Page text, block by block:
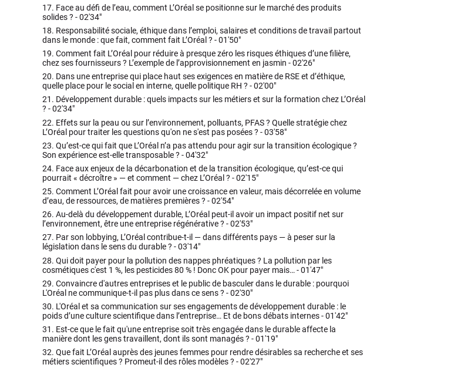
17. Face au défi de l’eau, comment L’Oréal se positionne sur le marché des produits
solides ? -02'34"
18. Responsabilité sociale, éthique dans l’emploi, salaires et conditions de travail partout
dans le monde : que fait, comment fait L’Oréal ? -01'50"
19. Comment fait L’Oréal pour réduire à presque zéro les risques éthiques d’une filière,
chez ses fournisseurs ? L’exemple de l’approvisionnement en jasmin -02'26"
20. Dans une entreprise qui place haut ses exigences en matière de RSE et d’éthique,
quelle place pour le social en interne, quelle politique RH ? -02'00"
21. Développement durable : quels impacts sur les métiers et sur la formation chez L’Oréal
? -02'34"
22. Effets sur la peau ou sur l’environnement, polluants, PFAS ? Quelle stratégie chez
L’Oréal pour traiter les questions qu'on ne s'est pas posées ? -03'58"
23. Qu’est-ce qui fait que L’Oréal n’a pas attendu pour agir sur la transition écologique ?
Son expérience est-elle transposable ? -04'32"
24. Face aux enjeux de la décarbonation et de la transition écologique, qu’est-ce qui
pourrait « décroître » — et comment — chez L’Oréal ? -02'15"
25. Comment L’Oréal fait pour avoir une croissance en valeur, mais décorrelée en volume
d’eau, de ressources, de matières premières ? -02'54"
26. Au-delà du développement durable, L’Oréal peut-il avoir un impact positif net sur
l’environnement, être une entreprise régénérative ? -02'53"
27. Par son lobbying, L’Oréal contribue-t-il — dans différents pays — à peser sur la
législation dans le sens du durable ? -03'14"
28. Qui doit payer pour la pollution des nappes phréatiques ? La pollution par les
cosmétiques c'est 1 %, les pesticides 80 % ! Donc OK pour payer mais… -01'47"
29. Convaincre d'autres entreprises et le public de basculer dans le durable : pourquoi
L'Oréal ne communique-t-il pas plus dans ce sens ? -02'30"
30. L'Oréal et sa communication sur ses engagements de développement durable : le
poids d’une culture scientifique dans l’entreprise… Et de bons débats internes -01'42"
31. Est-ce que le fait qu'une entreprise soit très engagée dans le durable affecte la
manière dont les gens travaillent, dont ils sont managés ? -01'19"
32. Que fait L’Oréal auprès des jeunes femmes pour rendre désirables sa recherche et ses
métiers scientifiques ? Promeut-il des rôles modèles ? -02'27"